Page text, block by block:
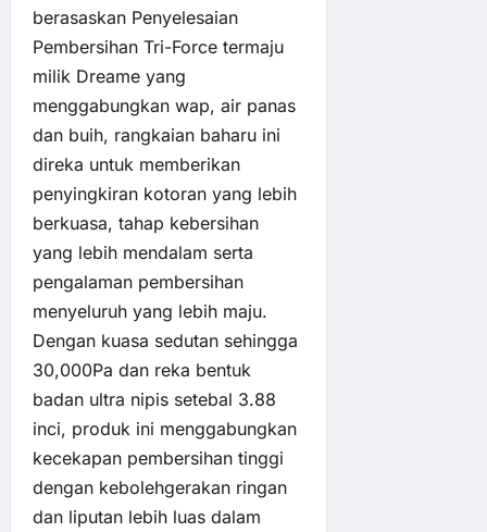
berasaskan Penyelesaian
Pembersihan Tri-Force termaju
milik Dreame yang
menggabungkan wap, air panas
dan buih, rangkaian baharu ini
direka untuk memberikan
penyingkiran kotoran yang lebih
berkuasa, tahap kebersihan
yang lebih mendalam serta
pengalaman pembersihan
menyeluruh yang lebih maju.
Dengan kuasa sedutan sehingga
30,000Pa dan reka bentuk
badan ultra nipis setebal 3.88
inci, produk ini menggabungkan
kecekapan pembersihan tinggi
dengan kebolehgerakan ringan
dan liputan lebih luas dalam